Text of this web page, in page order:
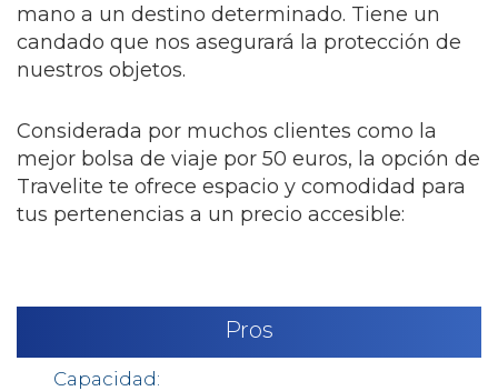
mano a un destino determinado. Tiene un
candado que nos asegurará la protección de
nuestros objetos.
Considerada por muchos clientes como la
mejor bolsa de viaje por 50 euros, la opción de
Travelite te ofrece espacio y comodidad para
tus pertenencias a un precio accesible:
Pros
Capacidad: